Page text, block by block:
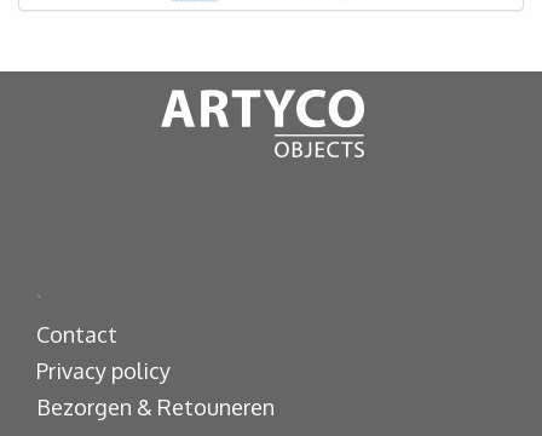
.
Contact
Privacy policy
Bezorgen & Retouneren